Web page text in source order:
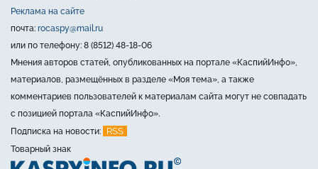
Реклама на сайте
почта: rocaspy@mail.ru
или по телефону: 8 (8512) 48-18-06
Мнения авторов статей, опубликованных на портале «КаспийИнфо»,
материалов, размещённых в разделе «Моя тема», а также
комментариев пользователей к материалам сайта могут не совпадать
с позицией портала «КаспийИнфо».
Подписка на новости:
RSS
Товарный знак